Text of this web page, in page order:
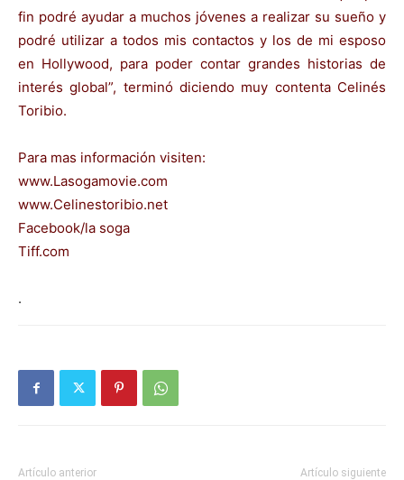
fin podré ayudar a muchos jóvenes a realizar su sueño y
podré utilizar a todos mis contactos y los de mi esposo
en Hollywood, para poder contar grandes historias de
interés global”, terminó diciendo muy contenta Celinés
Toribio.
Para mas información visiten:
www.Lasogamovie.com
www.Celinestoribio.net
Facebook/la soga
Tiff.com
.
Artículo anterior Artículo siguiente